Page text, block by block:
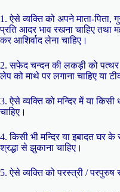
1. ऐसे व्यक्ति को अपने माता-
प्रति आदर भाव रखना चाहिए तथा
कर आशिर्वाद लेना चाहिए।
2. सफेद चन्दन की लकड़ी को
लेप को माथे पर लगाना चाहिए या
3. ऐसे व्यक्ति को मन्दिर में या
चाहिए।
4. किसी भी मन्दिर या इबादत घर
श्रद्धा से झुकाना चाहिए।
5. ऐसे व्यक्ति को परस्त्री /